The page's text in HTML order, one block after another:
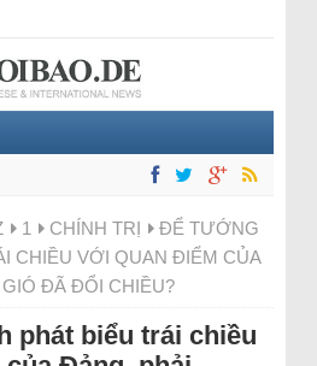
1 CHÍNH TRỊ
ĐỂ TƯỚNG
CHIỀU VỚI QUAN ĐIỂM CỦA
ĐÃ ĐỔI CHIỀU?
phát biểu trái chiều